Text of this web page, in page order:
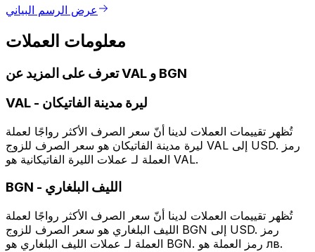
عرض الرسم البياني
معلومات العملات
تعرف على المزيد عن VAL و BGN
VAL - ليرة مدينة الفاتيكان
تُظهر تقييمات العملات لدينا أنّ سعر الصرف الأكثر رواجًا لعملة
ليرة مدينة الفاتيكان هو سعر الصرف للزوج VAL إلى USD. رمز
العملة لـ عملات الليرة الفاتيكانية هو VAL.
BGN - الليف البلغاري
تُظهر تقييمات العملات لدينا أنّ سعر الصرف الأكثر رواجًا لعملة
الليف البلغاري هو سعر الصرف للزوج BGN إلى USD. رمز
العملة لـ عملات الليف البلغاري هو BGN. رمز العملة هو лв.